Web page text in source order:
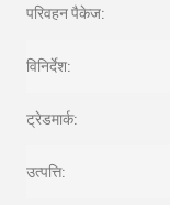
परिवहन पैकेज:
विनिर्देश:
ट्रेडमार्क:
उत्पत्ति: